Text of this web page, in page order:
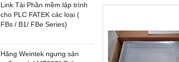
Link Tải Phần mềm lập trình
cho PLC FATEK các loại (
FBs / B1/ FBe Series)
Hãng Weintek ngưng sản